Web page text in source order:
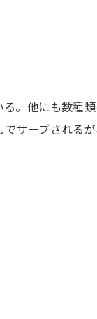
。他にも数種
サーブされる